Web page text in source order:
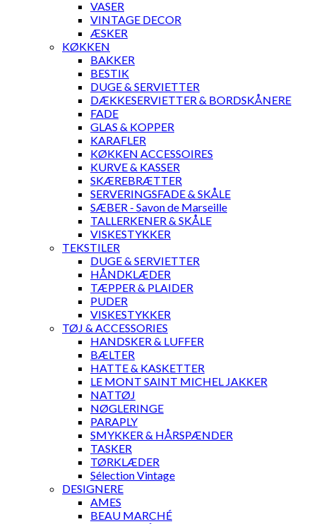
VASER
VINTAGE DECOR
ÆSKER
KØKKEN
BAKKER
BESTIK
DUGE & SERVIETTER
DÆKKESERVIETTER & BORDSKÅNERE
FADE
GLAS & KOPPER
KARAFLER
KØKKEN ACCESSOIRES
KURVE & KASSER
SKÆREBRÆTTER
SERVERINGSFADE & SKÅLE
SÆBER - Savon de Marseille
TALLERKENER & SKÅLE
VISKESTYKKER
TEKSTILER
DUGE & SERVIETTER
HÅNDKLÆDER
TÆPPER & PLAIDER
PUDER
VISKESTYKKER
TØJ & ACCESSORIES
HANDSKER & LUFFER
BÆLTER
HATTE & KASKETTER
LE MONT SAINT MICHEL JAKKER
NATTØJ
NØGLERINGE
PARAPLY
SMYKKER & HÅRSPÆNDER
TASKER
TØRKLÆDER
Sélection Vintage
DESIGNERE
AMES
BEAU MARCHÉ